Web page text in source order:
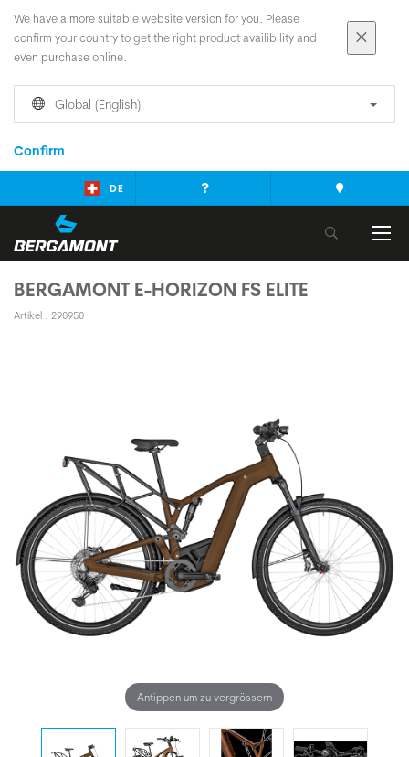
We have a more suitable website version for you. Please
confirm your country to get the right product availibility and
even purchase online.
Global (English)
Confirm
DE
BERGAMONT E-HORIZON FS ELITE
Artikel : 290950
Antippen um zu vergrössern